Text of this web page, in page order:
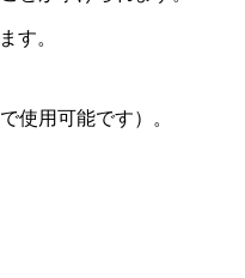
す。
使用可能です）。